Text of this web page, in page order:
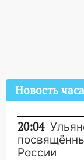
Новость часа
20:04
России